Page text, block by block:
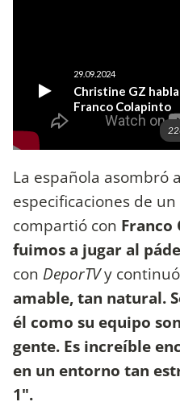
La española asombró
especificaciones de
compartió con Franco
fuimos a jugar al
con DeporTVy
amable, tan natural.
él como su equipo
gente. Es increíble
en un entorno tan
1".